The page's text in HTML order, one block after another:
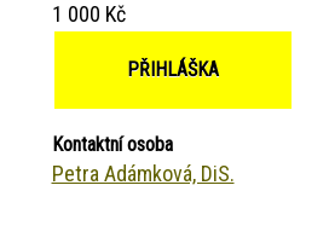
1 000 Kč
PŘIHLÁŠKA
Kontaktní osoba
Petra Adámková, DiS.